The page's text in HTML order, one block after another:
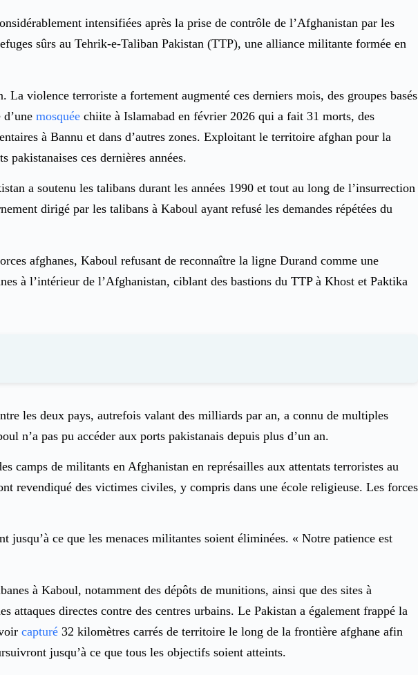
intensifiées après la prise de contrôle de l’Afghanistan par les
sûrs au Tehrik-e-Taliban Pakistan (TTP), une alliance militante formée en
violence terroriste a fortement augmenté ces derniers mois, des groupes basés
mosquée chiite à Islamabad en février 2026 qui a fait 31 morts, des
à Bannu et dans d’autres zones. Exploitant le territoire afghan pour la
ces dernières années.
a soutenu les talibans durant les années 1990 et tout au long de l’insurrection
dirigé par les talibans à Kaboul ayant refusé les demandes répétées du
afghanes, Kaboul refusant de reconnaître la ligne Durand comme une
à l’intérieur de l’Afghanistan, ciblant des bastions du TTP à Khost et Paktika
les deux pays, autrefois valant des milliards par an, a connu de multiples
n’a pas pu accéder aux ports pakistanais depuis plus d’un an.
camps de militants en Afghanistan en représailles aux attentats terroristes au
revendiqué des victimes civiles, y compris dans une école religieuse. Les forces
jusqu’à ce que les menaces militantes soient éliminées. « Notre patience est
à Kaboul, notamment des dépôts de munitions, ainsi que des sites à
attaques directes contre des centres urbains. Le Pakistan a également frappé la
capturé 32 kilomètres carrés de territoire le long de la frontière afghane afin
jusqu’à ce que tous les objectifs soient atteints.